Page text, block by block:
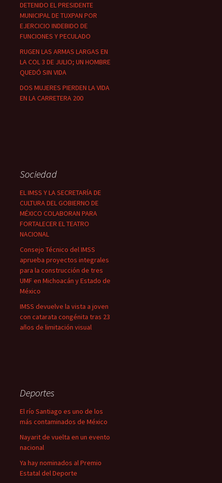
DETENIDO EL PRESIDENTE
MUNICIPAL DE TUXPAN POR
EJERCICIO INDEBIDO DE
FUNCIONES Y PECULADO
RUGEN LAS ARMAS LARGAS EN
LA COL 3 DE JULIO; UN HOMBRE
QUEDÓ SIN VIDA
DOS MUJERES PIERDEN LA VIDA
EN LA CARRETERA 200
Sociedad
EL IMSS Y LA SECRETARÍA DE
CULTURA DEL GOBIERNO DE
MÉXICO COLABORAN PARA
FORTALECER EL TEATRO
NACIONAL
Consejo Técnico del IMSS
aprueba proyectos integrales
para la construcción de tres
UMF en Michoacán y Estado de
México
IMSS devuelve la vista a joven
con catarata congénita tras 23
años de limitación visual
Deportes
El río Santiago es uno de los
más contaminados de México
Nayarit de vuelta en un evento
nacional
Ya hay nominados al Premio
Estatal del Deporte